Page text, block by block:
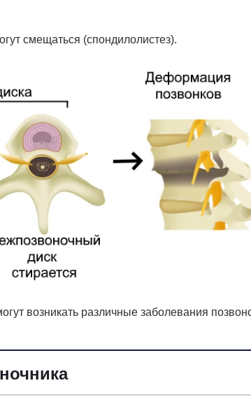
смещаться (спондилолистез).
возникать различные заболевания